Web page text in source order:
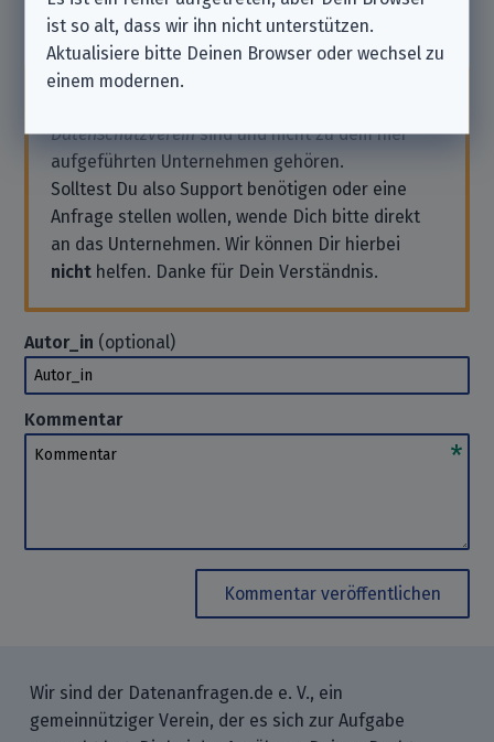
Kommentar hinterlassen
Datenschutzvereinsind und nicht zu dem hier
aufgeführten Unternehmen gehören.
Solltest Du also Support benötigen oder eine
Anfrage stellen wollen, wende Dich bitte direkt
an das Unternehmen. Wir können Dir hierbei
nicht helfen. Danke für Dein Verständnis.
Autor_in (optional)
Autor_in
Kommentar
Kommentar
Kommentar veröffentlichen
Wir sind der Datenanfragen.de e. V., ein
gemeinnütziger Verein, der es sich zur Aufgabe
ist so alt, dass wir ihn nicht unterstützen.
Aktualisiere bitte Deinen Browser oder wechsel zu
einem modernen.